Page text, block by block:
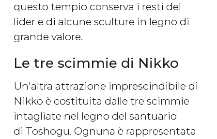
questo tempio conserva i resti del
lider e di alcune sculture in legno di
grande valore.
Le tre scimmie di Nikko
Un'altra attrazione imprescindibile di
Nikko è costituita dalle tre scimmie
intagliate nel legno del santuario
di Toshogu. Ognuna è rappresentata